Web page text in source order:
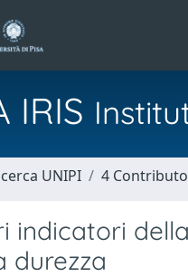
IRIS
UNIPI 4
indicatori
durezza